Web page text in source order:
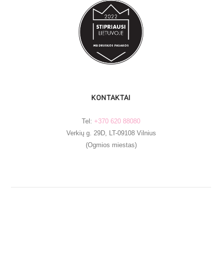
KONTAKTAI
Tel: +370 620 88080
Verkių g. 29D, LT-09108 Vilnius
(Ogmios miestas)